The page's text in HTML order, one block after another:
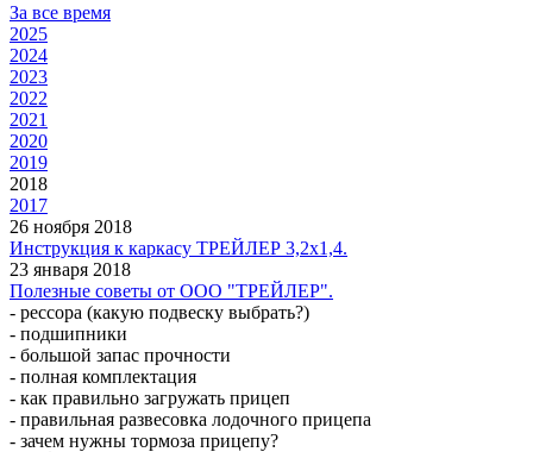
За все время
2025
2024
2023
2022
2021
2020
2019
2018
2017
26 ноября 2018
Инструкция к каркасу ТРЕЙЛЕР 3,2х1,4.
23 января 2018
Полезные советы от ООО "ТРЕЙЛЕР".
- рессора (какую подвеску выбрать?)
- подшипники
- большой запас прочности
- полная комплектация
- как правильно загружать прицеп
- правильная развесовка лодочного прицепа
- зачем нужны тормоза прицепу?